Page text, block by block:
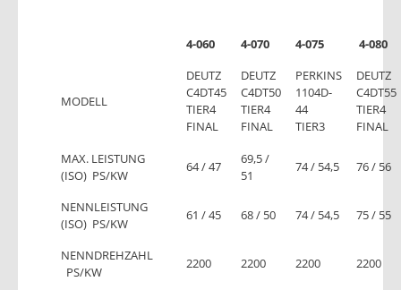
4-060 4-070 4-075 4-080
MODELL
DEUTZ
C4DT45
TIER4
FINAL
DEUTZ
C4DT50
TIER4
FINAL
PERKINS
1104D-
44
TIER3
DEUTZ
C4DT55
TIER4
FINAL
MAX. LEISTUNG
(ISO) PS/KW
64 / 47
69,5 /
51
74 / 54,5 76 / 56
NENNLEISTUNG
(ISO) PS/KW
61 / 45 68 / 50 74 / 54,5 75 / 55
NENNDREHZAHL
PS/KW
2200 2200 2200 2200